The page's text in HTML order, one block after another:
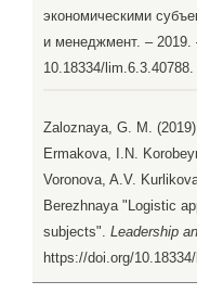
экономическими
и менеджмент. –
10.18334/
Zaloznaya, G. M.
Ermakova, I.N.
Voronova, A.V.
Berezhnaya "Logistic
subjects". Leadership
https://doi.org/